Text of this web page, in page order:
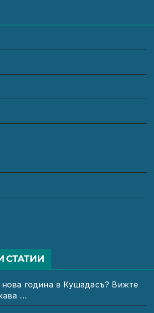
СТАТИИ
година в Кушадасъ? Вижте
…